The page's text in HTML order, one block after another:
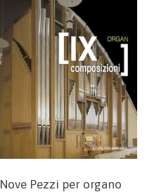
Nove Pezzi per organo